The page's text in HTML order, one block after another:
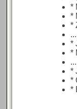
*
*
*
*
*
*
*
*